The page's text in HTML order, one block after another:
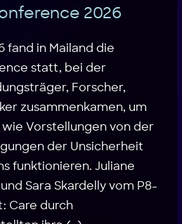
2026
fand in Mailand die
statt, bei der
Forscher,
zusammenkamen, um
wie Vorstellungen von der
der Unsicherheit
funktionieren. Juliane
Sara Skardelly vom P8-
Care durch